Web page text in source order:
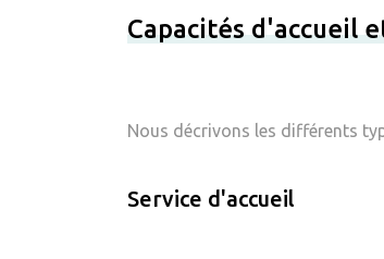
Capacités d'accueil
Nous décrivons les différents
Service d'accueil